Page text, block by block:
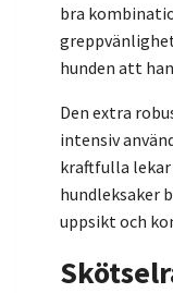
bra
hunden att
Den extra
intensiv
kraftfulla lekar
hundleksaker
uppsikt och